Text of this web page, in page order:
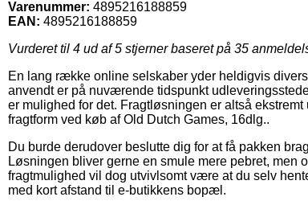
Varenummer: 4895216188859
EAN: 4895216188859
Vurderet til 4 ud af 5 stjerner baseret på 35
En lang række online selskaber yder heldigvis
anvendt er på nuværende tidspunkt
er mulighed for det. Fragtløsningen er altså
fragtform ved køb af Old Dutch Games, 16dlg..
Du burde derudover beslutte dig for at få pakken
Løsningen bliver gerne en smule mere pebret,
fragtmulighed vil dog utvivlsomt være at du selv
med kort afstand til e-butikkens bopæl.